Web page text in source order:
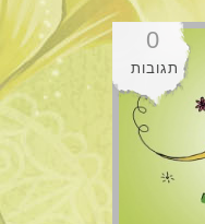
0
תגובות